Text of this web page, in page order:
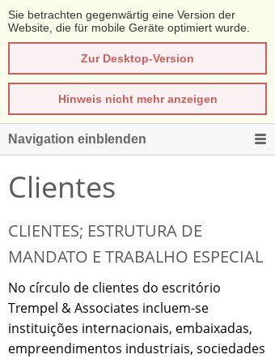
Sie betrachten gegenwärtig eine Version der
Website, die für mobile Geräte optimiert wurde.
Zur Desktop-Version
Hinweis nicht mehr anzeigen
Navigation einblenden
Clientes
CLIENTES; ESTRUTURA DE
MANDATO E TRABALHO ESPECIAL
No círculo de clientes do escritório
Trempel & Associates incluem-se
instituições internacionais, embaixadas,
empreendimentos industriais, sociedades